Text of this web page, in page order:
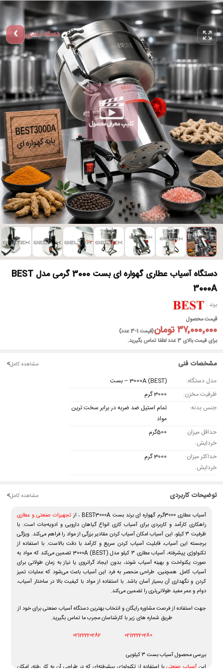
دسته بندی
►
دستگاه آسیاب عطاری گهواره ای بست 3000 گرمی مدل BEST
3000A
برند
قیمت محصول
۳۷٬۰۰۰٬۰۰۰ تومان
(قیمت 1-3 عدد)
برای قیمت بالای 3 عدد لطفا تماس بگیرید.
مشخصات فنی مشاهده کامل<
مدل دستگاه:
(BEST) 3000A – بست
ظرفیت مخزن:
3000 گرم
جنس بدنه:
تمام استیل ضد ضربه در برابر سخت ترین
مواد
حداقل میزان
خردایش:
500گرم
حداکثر میزان
خردایش:
3000 گرم
توضیحات کاربردی مشاهده کامل<
آسیاب عطاری 3000گرم گهواره ای برند بست BEST3000A ، از
تجهیزات صنعتی و عطاری
راهکاری کارآمد و کاربردی برای آسیاب کاری انواع گیاهان دارویی و ادویه‌جات است. با
ظرفیت ۳ کیلو، این آسیاب امکان آسیاب کردن مقادیر بزرگی از مواد را فراهم می‌کند. ویژگی
برجسته این آسیاب، قابلیت آسیاب کردن سریع و کارآمد با دقت بالاست. با استفاده از
تکنولوژی پیشرفته، آسیاب عطاری ۳ کیلو مدل (BEST) 3000A تضمین می‌کند که مواد به
صورت یکنواخت و بهینه آسیاب شوند، بدون ایجاد گرانروی یا نیاز به زمان طولانی برای
آسیاب کامل. همچنین، طراحی منحصر به فرد این آسیاب باعث می‌شود که عملیات تمیز
کردن و نگهداری آن بسیار آسان باشد. با استفاده از مواد با کیفیت بالا در ساختار آسیاب،
دوام و عمر مفید طولانی‌تری را تضمین می‌کند.
جهت استفاده از فرصت مشاوره رایگان و انتخاب بهترین دستگاه آسیاب صنعتی برای خود از
طریق شماره های زیر با کارشناسان مجرب ما تماس بگیرید.
02122220280
02122220282
بررسی محصول آسیاب بست ۳ کیلویی
اینآسیاب صنعتیبا استفاده از تکنولوژی پیشرفته‌ای که در طراحی آن به کار رفته، امکان